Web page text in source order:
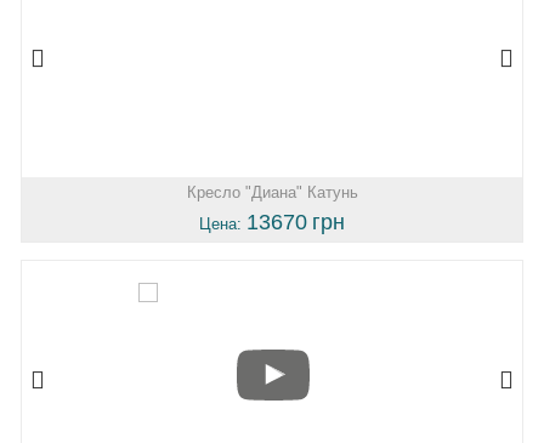
Кресло "Диана" Катунь
Цена: 13670 грн